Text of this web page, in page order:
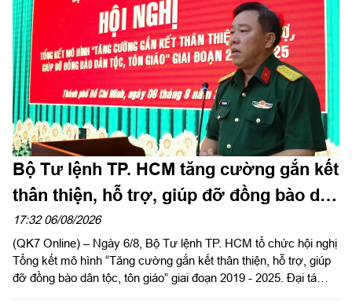
Hương, Trưởng phòng Công tác quần chúng, Cục Chính trị
Quân khu 7; Đại tá Trần Thị Mỹ Châu, Phó Tổng giám đốc
Công ty Tây Nam cùng đông đảo cán bộ, đoàn viên, người lao
động Công ty Cảng ICD Tây Nam.
Bộ Tư lệnh TP. HCM tăng cường gắn kết
thân thiện, hỗ trợ, giúp đỡ đồng bào dân
tộc, tôn giáo
17:32 06/08/2026
(QK7 Online) – Ngày 6/8, Bộ Tư lệnh TP. HCM tổ chức hội nghị
Tổng kết mô hình “Tăng cường gắn kết thân thiện, hỗ trợ, giúp
đỡ đồng bào dân tộc, tôn giáo” giai đoạn 2019 - 2025. Đại tá